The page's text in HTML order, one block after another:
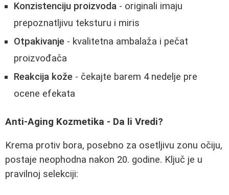
Konzistenciju proizvoda - originali imaju
prepoznatljivu teksturu i miris
Otpakivanje - kvalitetna ambalaža i pečat
proizvođača
Reakcija kože - čekajte barem 4 nedelje pre
ocene efekata
Anti-Aging Kozmetika - Da li Vredi?
Krema protiv bora, posebno za osetljivu zonu očiju,
postaje neophodna nakon 20. godine. Ključ je u
pravilnoj selekciji: